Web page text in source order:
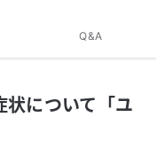
Q&A
状について「ユ